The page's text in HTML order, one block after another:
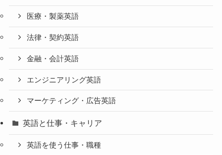
医療・製薬英語
法律・契約英語
金融・会計英語
エンジニアリング英語
マーケティング・広告英語
英語と仕事・キャリア
英語を使う仕事・職種